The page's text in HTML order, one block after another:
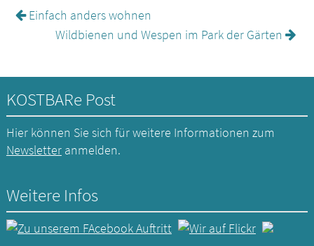
Einfach anders wohnen
Wildbienen und Wespen im Park der Gärten
KOSTBARe Post
Hier können Sie sich für weitere Informationen zum
Newsletteranmelden.
Weitere Infos